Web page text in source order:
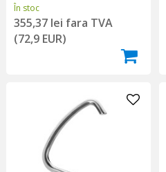
În stoc
355,37 lei fara TVA
(72,9 EUR)